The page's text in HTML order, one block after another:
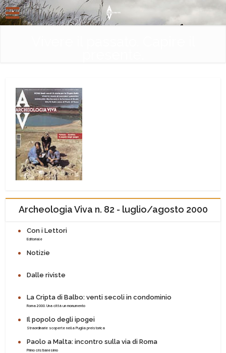
Archeologia Viva n. 82 - luglio/agosto 2000
Con i Lettori
Editoriale
Notizie
Dalle riviste
La Cripta di Balbo: venti secoli in condominio
Roma 2000. Una città un monumento
Il popolo degli ipogei
Straordinarie scoperte nella Puglia preistorica
Paolo a Malta: incontro sulla via di Roma
Primo cristianesimo